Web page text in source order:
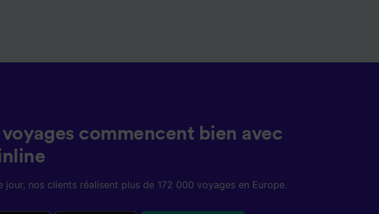
voyages commencent bien avec
jour, nos clients réalisent plus de 172 000 voyages en Europe.